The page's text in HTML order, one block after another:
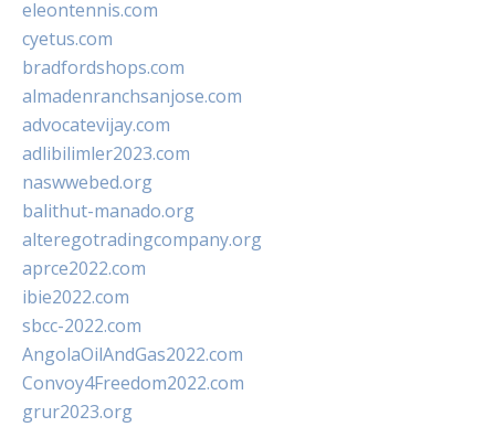
eleontennis.com
cyetus.com
bradfordshops.com
almadenranchsanjose.com
advocatevijay.com
adlibilimler2023.com
naswwebed.org
balithut-manado.org
alteregotradingcompany.org
aprce2022.com
ibie2022.com
sbcc-2022.com
AngolaOilAndGas2022.com
Convoy4Freedom2022.com
grur2023.org